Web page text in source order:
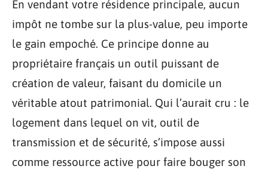
En vendant votre résidence principale, aucun
impôt ne tombe sur la plus-value, peu importe
le gain empoché. Ce principe donne au
propriétaire français un outil puissant de
création de valeur, faisant du domicile un
véritable atout patrimonial. Qui l’aurait cru : le
logement dans lequel on vit, outil de
transmission et de sécurité, s’impose aussi
comme ressource active pour faire bouger son